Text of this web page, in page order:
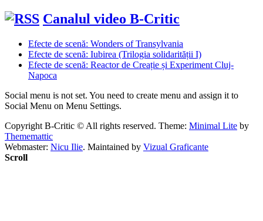
Canalul video B-Critic
Efecte de scenă: Wonders of Transylvania
Efecte de scenă: Iubirea (Trilogia solidarității I)
Efecte de scenă: Reactor de Creație și Experiment Cluj-
Napoca
Social menu is not set. You need to create menu and assign it to
Social Menu on Menu Settings.
Copyright B-Critic © All rights reserved. Theme: Minimal Lite by
Thememattic
Webmaster: Nicu Ilie. Maintained by Vizual Graficante
Scroll